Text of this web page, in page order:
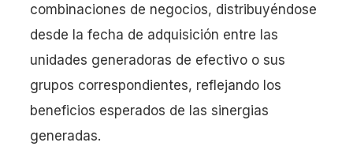
combinaciones de negocios, distribuyéndose
desde la fecha de adquisición entre las
unidades generadoras de efectivo o sus
grupos correspondientes, reflejando los
beneficios esperados de las sinergias
generadas.